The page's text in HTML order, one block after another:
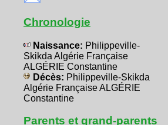
Chronologie
Naissance: Philippeville-
Skikda Algérie Française
ALGÉRIE Constantine
Décès: Philippeville-Skikda
Algérie Française ALGÉRIE
Constantine
Parents et grand-parents